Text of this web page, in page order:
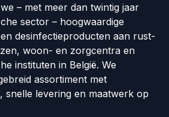
– met meer dan twintig jaar
sector – hoogwaardige
desinfectieproducten aan rust-
woon- en zorgcentra en
instituten in België. We
assortiment met
snelle levering en maatwerk op